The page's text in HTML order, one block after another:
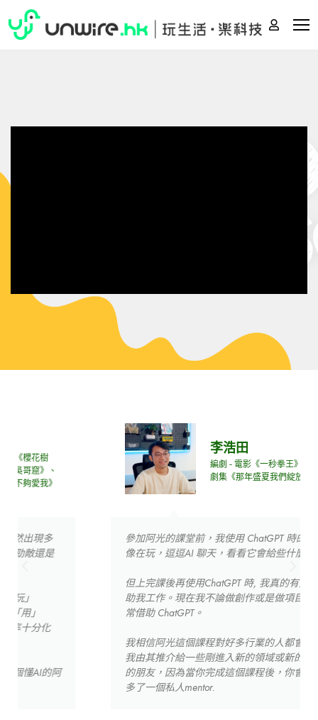
參加阿光的課堂前，我使用 ChatGPT 時的感覺有點
像在玩，逗逗AI 聊天，看看它會給些什麼反應。
但上完課後再使用ChatGPT 時, 我真的有覺得它在幫
助我工作。現在我不論做創作或是做項目時，都時
我相信阿光這個課程對好多行業的人都會有幫助，
我由其推介給一些剛進入新的領域或新的工作崗位
的朋友，因為當你完成這個課程後，你會覺得自己2
多了一個私人mentor.
李浩田
編劇 - 電影《一秒拳王》
劇集《那年盛夏我們綻放如花》